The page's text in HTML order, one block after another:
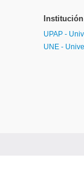
Institución